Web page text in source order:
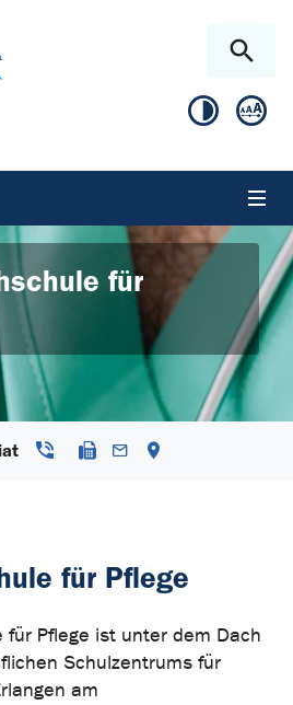
für
für Pflege
für Pflege ist unter dem Dach
Schulzentrums für
am